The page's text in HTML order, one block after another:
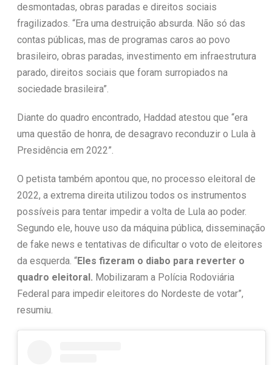
desmontadas, obras paradas e direitos sociais
fragilizados. “Era uma destruição absurda. Não só das
contas públicas, mas de programas caros ao povo
brasileiro, obras paradas, investimento em infraestrutura
parado, direitos sociais que foram surropiados na
sociedade brasileira”.
Diante do quadro encontrado, Haddad atestou que “era
uma questão de honra, de desagravo reconduzir o Lula à
Presidência em 2022”.
O petista também apontou que, no processo eleitoral de
2022, a extrema direita utilizou todos os instrumentos
possíveis para tentar impedir a volta de Lula ao poder.
Segundo ele, houve uso da máquina pública, disseminação
de fake news e tentativas de dificultar o voto de eleitores
da esquerda. “Eles fizeram o diabo para reverter o
quadro eleitoral. Mobilizaram a Polícia Rodoviária
Federal para impedir eleitores do Nordeste de votar”,
resumiu.